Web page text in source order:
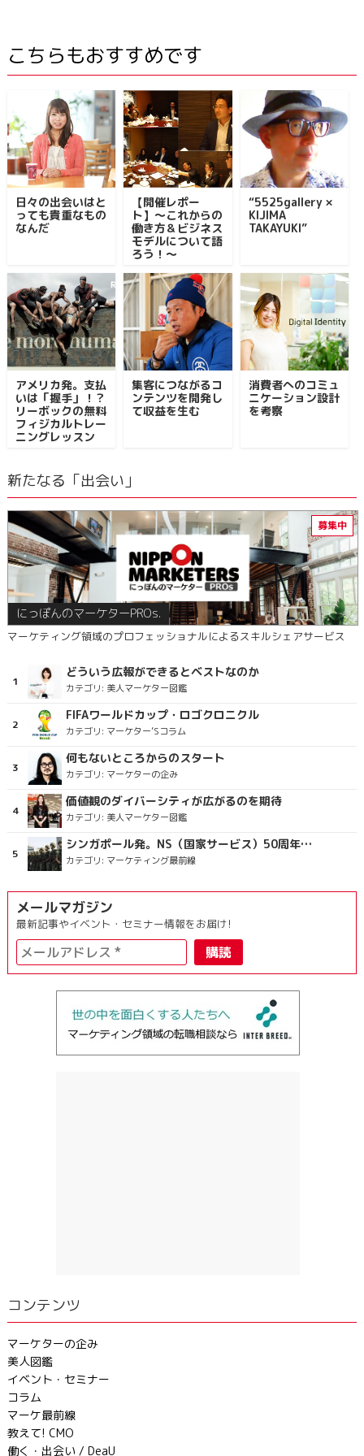
こちらもおすすめです
日々の出会いはと
っても貴重なもの
なんだ
【開催レポー
ト】〜これからの
働き方＆ビジネス
モデルについて語
ろう！〜
“5525gallery ×
KIJIMA
TAKAYUKI”
アメリカ発。支払
いは「握手」！？
リーボックの無料
フィジカルトレー
ニングレッスン
集客につながるコ
ンテンツを開発し
て収益を生む
消費者へのコミュ
ニケーション設計
を考察
新たなる「出会い」
にっぽんのマーケターPROs.
マーケティング領域のプロフェッショナルによるスキルシェアサービス
どういう広報ができるとベストなのか
カテゴリ: 美人マーケター図鑑
FIFAワールドカップ・ロゴクロニクル
カテゴリ: マーケター’Sコラム
何もないところからのスタート
カテゴリ: マーケターの企み
価値観のダイバーシティが広がるのを期待
カテゴリ: 美人マーケター図鑑
シンガポール発。NS（国家サービス）50周年を祝うラッピングバス＆マクドナルドの限定新商品
カテゴリ: マーケティング最前線
メールマガジン
最新記事やイベント・セミナー情報をお届け!
コンテンツ
マーケターの企み
美人図鑑
イベント・セミナー
コラム
マーケ最前線
教えて! CMO
働く・出会い / DeaU